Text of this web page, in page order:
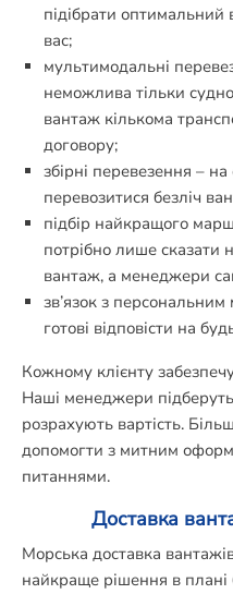
підібрати оптимальний
вас;
мультимодальні
неможлива тільки
вантаж кількома
договору;
збірні перевезення –
перевозитися безліч
підбір найкращого
потрібно лише сказати
вантаж, а менеджери
зв’язок з
готові відповісти на
Кожному клієнту
Наші менеджери
розрахують вартість.
допомогти з митним
питаннями.
Доставка
Морська доставка
найкраще рішення в плані